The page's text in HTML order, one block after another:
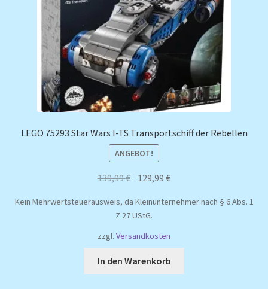
LEGO 75293 Star Wars I-TS Transportschiff der Rebellen
ANGEBOT!
139,99€ Ursprünglicher
war:
139,99 €
129,99€Aktueller
ist:
Kein Mehrwertsteuerausweis, da Kleinunternehmer nach § 6 Abs. 1
Z 27 UStG.
zzgl. Versandkosten
In den Warenkorb